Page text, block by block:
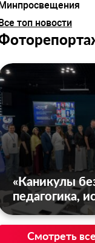
топ новости
«Каникулы
педагогика,
Смотреть